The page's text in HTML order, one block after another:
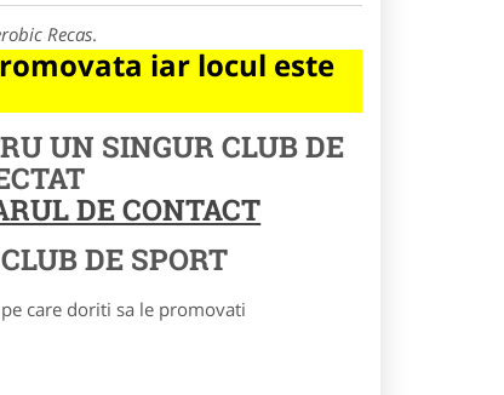
Recas.
iar locul este
UN SINGUR CLUB DE
DE CONTACT
DE SPORT
care doriti sa le promovati